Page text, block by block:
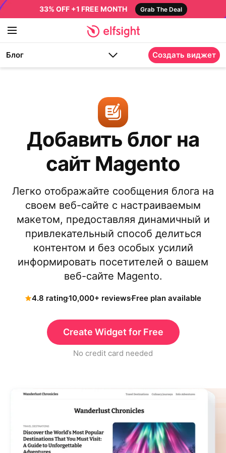
33% OFF +1 FREE MONTH Grab The Deal
Блог Создать виджет
Добавить блог на
сайт Magento
Легко отображайте сообщения блога на
своем веб-сайте с настраиваемым
макетом, предоставляя динамичный и
привлекательный способ делиться
контентом и без особых усилий
информировать посетителей о вашем
веб-сайте Magento.
4.8 rating10,000+ reviewsFree plan available
Create Widget for Free
No credit card needed